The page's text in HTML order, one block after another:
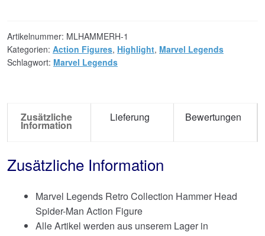
Artikelnummer: MLHAMMERH-1
Kategorien: Action Figures, Highlight, Marvel Legends
Schlagwort: Marvel Legends
Zusätzliche
Information
Lieferung Bewertungen
Zusätzliche Information
Marvel Legends Retro Collection Hammer Head
Spider-Man Action Figure
Alle Artikel werden aus unserem Lager in